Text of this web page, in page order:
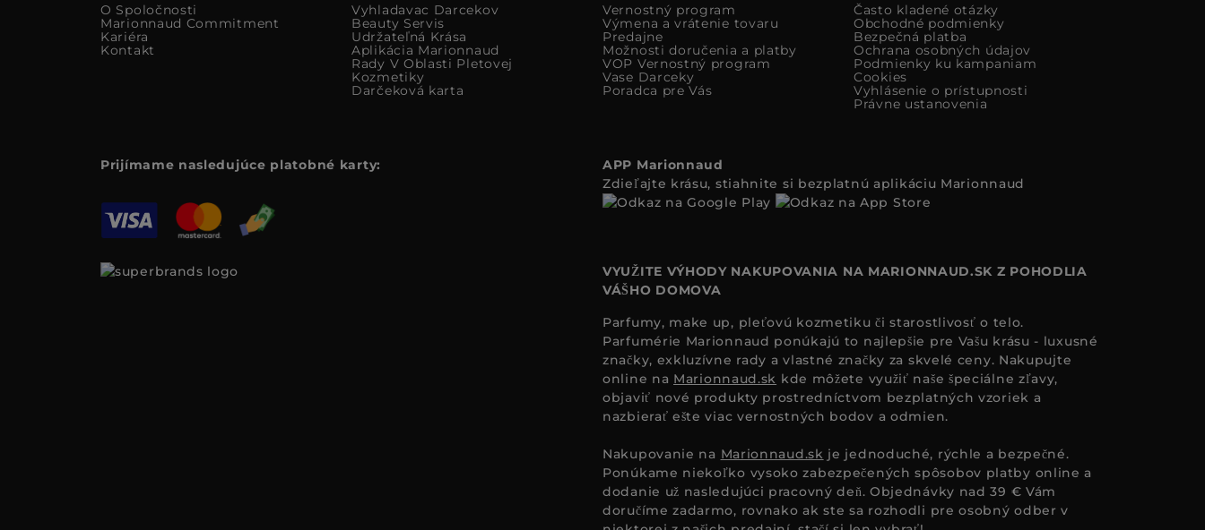
O Spoločnosti
Marionnaud Commitment
Kariéra
Kontakt
Vyhladavac Darcekov
Beauty Servis
Udržateľná Krása
Aplikácia Marionnaud
Rady V Oblasti Pletovej
Kozmetiky
Darčeková karta
Vernostný program
Výmena a vrátenie tovaru
Predajne
Možnosti doručenia a platby
VOP Vernostný program
Vase Darceky
Poradca pre Vás
Často kladené otázky
Obchodné podmienky
Bezpečná platba
Ochrana osobných údajov
Podmienky ku kampaniam
Cookies
Vyhlásenie o prístupnosti
Právne ustanovenia
Prijímame nasledujúce platobné karty:
APP Marionnaud
Zdieľajte krásu, stiahnite si bezplatnú aplikáciu Marionnaud
VYUŽITE VÝHODY NAKUPOVANIA NA MARIONNAUD.SK Z POHODLIA
VÁŠHO DOMOVA
Parfumy, make up, pleťovú kozmetiku či starostlivosť o telo.
Parfumérie Marionnaud ponúkajú to najlepšie pre Vašu krásu - luxusné
značky, exkluzívne rady a vlastné značky za skvelé ceny. Nakupujte
online na Marionnaud.sk kde môžete využiť naše špeciálne zľavy,
objaviť nové produkty prostredníctvom bezplatných vzoriek a
nazbierať ešte viac vernostných bodov a odmien.
Nakupovanie na Marionnaud.sk je jednoduché, rýchle a bezpečné.
Ponúkame niekoľko vysoko zabezpečených spôsobov platby online a
dodanie už nasledujúci pracovný deň. Objednávky nad 39 € Vám
doručíme zadarmo, rovnako ak ste sa rozhodli pre osobný odber v